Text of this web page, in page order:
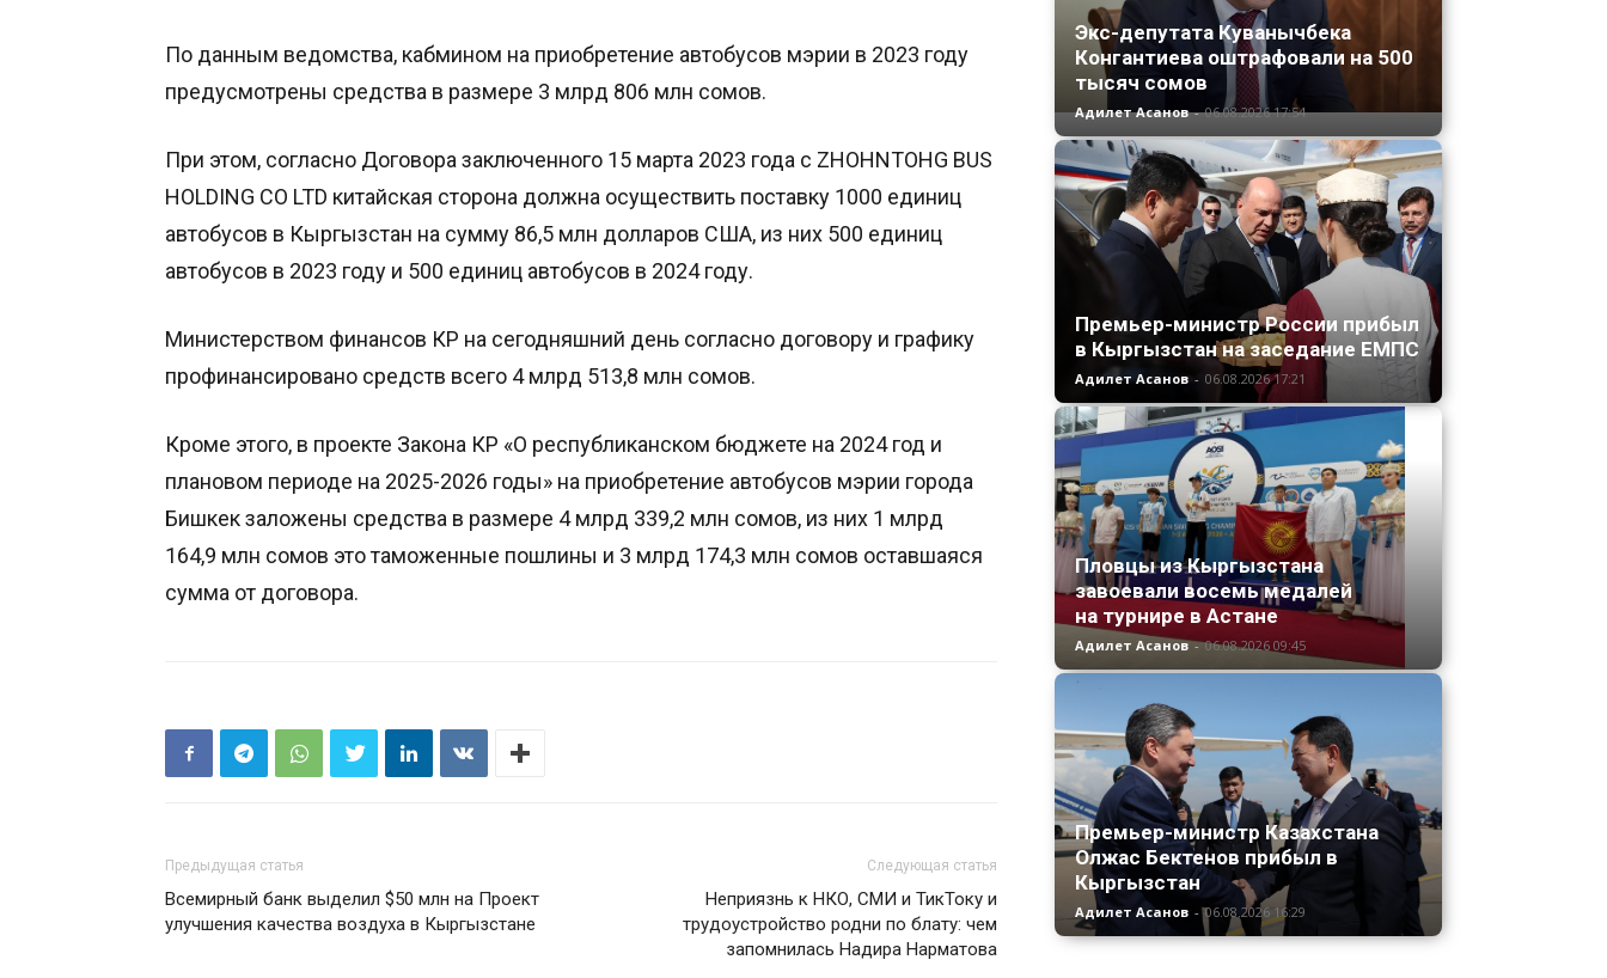
По данным ведомства, кабмином на приобретение автобусов мэрии в 2023 году
предусмотрены средства в размере 3 млрд 806 млн сомов.
При этом, согласно Договора заключенного 15 марта 2023 года с ZHOHNTOHG BUS
HOLDING CO LTD китайская сторона должна осуществить поставку 1000 единиц
автобусов в Кыргызстан на сумму 86,5 млн долларов США, из них 500 единиц
автобусов в 2023 году и 500 единиц автобусов в 2024 году.
Министерством финансов КР на сегодняшний день согласно договору и графику
профинансировано средств всего 4 млрд 513,8 млн сомов.
Кроме этого, в проекте Закона КР «О республиканском бюджете на 2024 год и
плановом периоде на 2025-2026 годы» на приобретение автобусов мэрии города
Бишкек заложены средства в размере 4 млрд 339,2 млн сомов, из них 1 млрд
164,9 млн сомов это таможенные пошлины и 3 млрд 174,3 млн сомов оставшаяся
сумма от договора.
Предыдущая статья
Всемирный банк выделил $50 млн на Проект
улучшения качества воздуха в Кыргызстане
Следующая статья
Неприязнь к НКО, СМИ и ТикТоку и
трудоустройство родни по блату: чем
запомнилась Надира Нарматова
Экс-депутата Куванычбека
Конгантиева оштрафовали на 500
тысяч сомов
Адилет Асанов - 06.08.2026 17:54
Премьер-министр России прибыл
в Кыргызстан на заседание ЕМПС
Адилет Асанов - 06.08.2026 17:21
Пловцы из Кыргызстана
завоевали восемь медалей
на турнире в Астане
Адилет Асанов - 06.08.2026 09:45
Премьер-министр Казахстана
Олжас Бектенов прибыл в
Кыргызстан
Адилет Асанов - 06.08.2026 16:29